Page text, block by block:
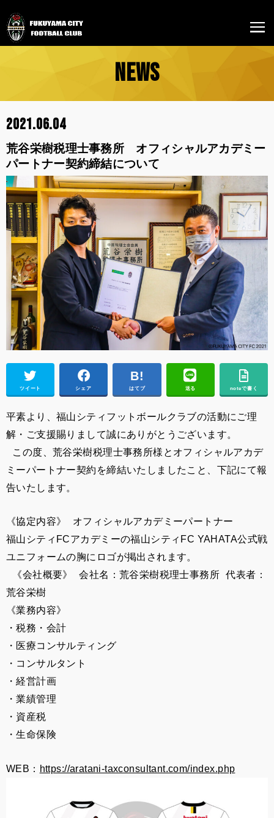
NEWS
2021.06.04
荒谷栄樹税理士事務所 オフィシャルアカデミー
パートナー契約締結について
ツイート シェア はてブ 送る noteで書く
平素より、福山シティフットボールクラブの活動にご理
解・ご支援賜りまして誠にありがとうございます。
この度、荒谷栄樹税理士事務所様とオフィシャルアカデ
ミーパートナー契約を締結いたしましたこと、下記にて報
告いたします。
《協定内容》 オフィシャルアカデミーパートナー
福山シティFCアカデミーの福山シティFC YAHATA公式戦
ユニフォームの胸にロゴが掲出されます。
《会社概要》 会社名：荒谷栄樹税理士事務所 代表者：
荒谷栄樹
《業務内容》
・税務・会計
・医療コンサルティング
・コンサルタント
・経営計画
・業績管理
・資産税
・生命保険
WEB： https://aratani-taxconsultant.com/index.php